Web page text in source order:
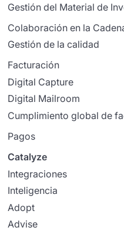
Gestión del Material de
Colaboración en la
Gestión de la calidad
Facturación
Digital Capture
Digital Mailroom
Cumplimiento global de
Pagos
Catalyze
Integraciones
Inteligencia
Adopt
Advise